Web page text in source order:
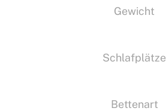
Gewicht
Schlafplätze
Bettenart